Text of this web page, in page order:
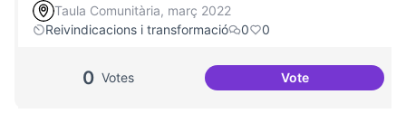
Taula Comunitària, març 2022
Reivindicacions i transformació
0 0
0 Votes VoteProcessos